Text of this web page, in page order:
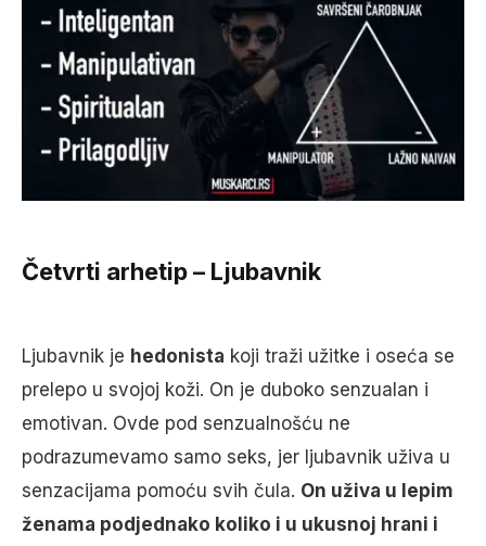
Četvrti arhetip – Ljubavnik
Ljubavnik je hedonista koji traži užitke i oseća se
prelepo u svojoj koži. On je duboko senzualan i
emotivan. Ovde pod senzualnošću ne
podrazumevamo samo seks, jer ljubavnik uživa u
senzacijama pomoću svih čula. On uživa u lepim
ženama podjednako koliko i u ukusnoj hrani i